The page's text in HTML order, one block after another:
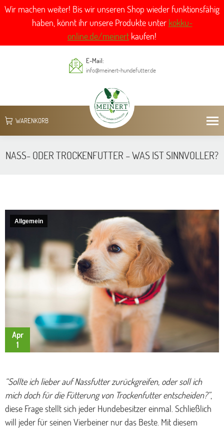
Wir machen weiter! Bis wir unseren Shop wieder funktionsfähig
haben, könnt ihr unsere Produkte unter kokku-
online.de/meinert kaufen!
E-Mail:
info@meinert-hundefutter.de
WARENKORB
NASS- ODER TROCKENFUTTER – WAS IST SINNVOLLER?
Apr
1
Allgemein
“Sollte ich lieber auf Nassfutter zurückgreifen, oder soll ich
mich doch für die Fütterung von Trockenfutter entscheiden?”,
diese Frage stellt sich jeder Hundebesitzer einmal. Schließlich
will jeder für seinen Vierbeiner nur das Beste. Mit diesem